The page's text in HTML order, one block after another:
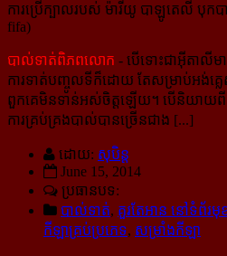
ការប្រើក្បាលរបស់ ម៉ារីយូ បាឡូតេលី បុក​
fifa)
បាល់ទាត់ពិភពលោក - បើទោះជាអ៊ីតាលីម
ការទាត់បញ្ចូលទីក៏ដោយ តែ​សម្រាប់​អង់គ្ល
ពួកគេមិនទាន់អស់ចិត្តឡើយ។ បើនិយាយពី
ការគ្រប់គ្រងបាល់បានច្រើនជាង [...]
ដោយ: សុបិន្ដ
June 15, 2014
ប្រធានបទ:
បាល់ទាត់, គួរតែអាន នៅទំព័រមុ
កីឡាគ្រប់ប្រភេទ, សម្រាំងកីឡា